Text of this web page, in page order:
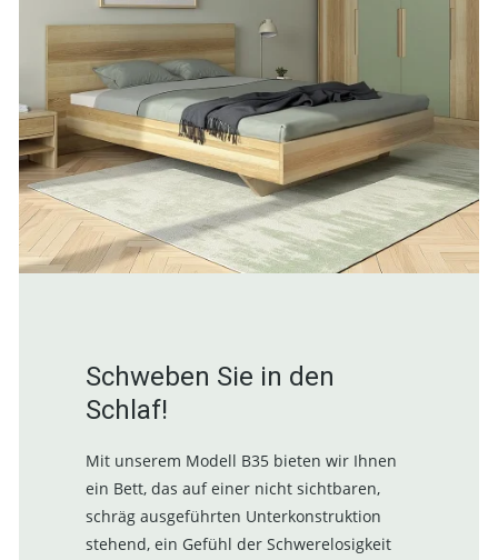
Schweben Sie in den
Schlaf!
Mit unserem Modell B35 bieten wir Ihnen
ein Bett, das auf einer nicht sichtbaren,
schräg ausgeführten Unterkonstruktion
stehend, ein Gefühl der Schwerelosigkeit